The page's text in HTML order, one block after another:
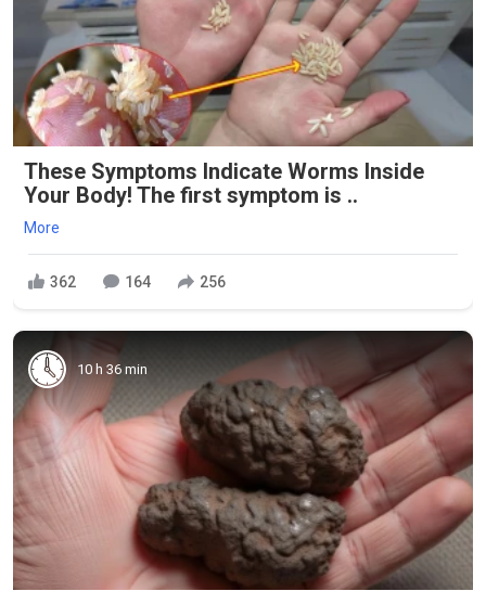
These Symptoms Indicate Worms Inside
Your Body! The first symptom is ..
More
362 164 256
10 h 36 min